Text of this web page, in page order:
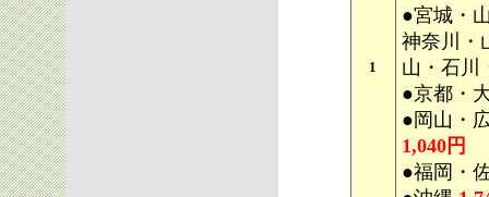
1
●宮城・
神奈川・
山・石川
●京都・
●岡山・
1,040円
●福岡・